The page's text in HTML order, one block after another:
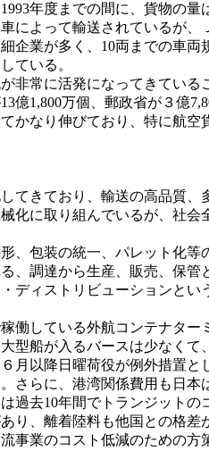
年度までの間に、貨物の量
によって輸送されているが
企業が多く、10両までの車
ている。
非常に活発になってきてい
億1,800万個、郵政省が３億
かなり伸びており、特に航空
てきており、輸送の高品質
化に取り組んでいるが、社
、包装の統一、パレット化等
、調達から生産、販売、保
ディストリビューションと
働している外航コンテナタ
型船が入るバースは少なく
月以降日曜荷役が例外措置
さらに、港湾関係費用も日
過去10年間でトランジットの
り、離着陸料も他国との格
事業のコスト低減のための